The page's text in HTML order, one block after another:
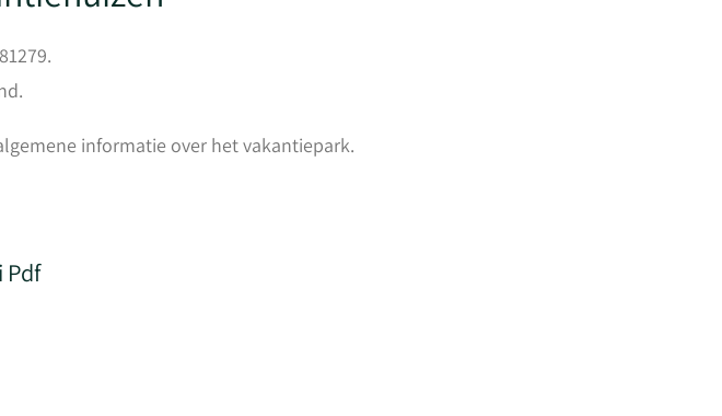
informatie over het vakantiepark.
Pdf